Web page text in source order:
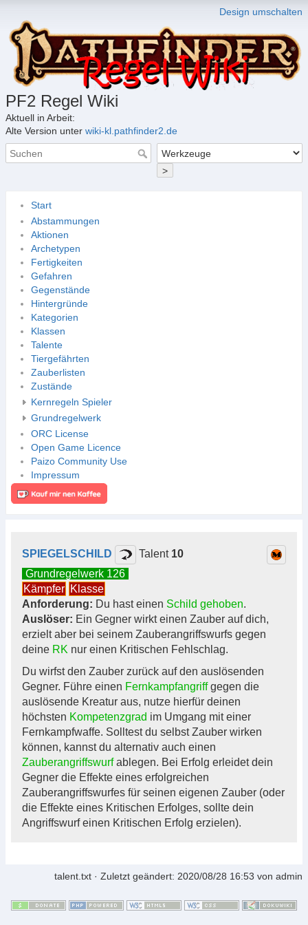
Design umschalten
PF2 Regel Wiki
Aktuell in Arbeit:
Alte Version unter wiki-kl.pathfinder2.de
>
Start
Abstammungen
Aktionen
Archetypen
Fertigkeiten
Gefahren
Gegenstände
Hintergründe
Kategorien
Klassen
Talente
Tiergefährten
Zauberlisten
Zustände
Kernregeln Spieler
Grundregelwerk
ORC License
Open Game Licence
Paizo Community Use
Impressum
SPIEGELSCHILD Talent 10
Grundregelwerk 126
Kämpfer Klasse
Anforderung: Du hast einen Schild gehoben.
Auslöser: Ein Gegner wirkt einen Zauber auf dich,
erzielt aber bei seinem Zauberangriffswurfs gegen
deine RK nur einen Kritischen Fehlschlag.
Du wirfst den Zauber zurück auf den auslösenden
Gegner. Führe einen Fernkampfangriffgegen die
auslösende Kreatur aus, nutze hierfür deinen
höchsten Kompetenzgrad im Umgang mit einer
Fernkampfwaffe. Solltest du selbst Zauber wirken
können, kannst du alternativ auch einen
Zauberangriffswurfablegen. Bei Erfolg erleidet dein
Gegner die Effekte eines erfolgreichen
Zauberangriffswurfes für seinen eigenen Zauber (oder
die Effekte eines Kritischen Erfolges, sollte dein
Angriffswurf einen Kritischen Erfolg erzielen).
talent.txt · Zuletzt geändert: 2020/08/28 16:53 von admin